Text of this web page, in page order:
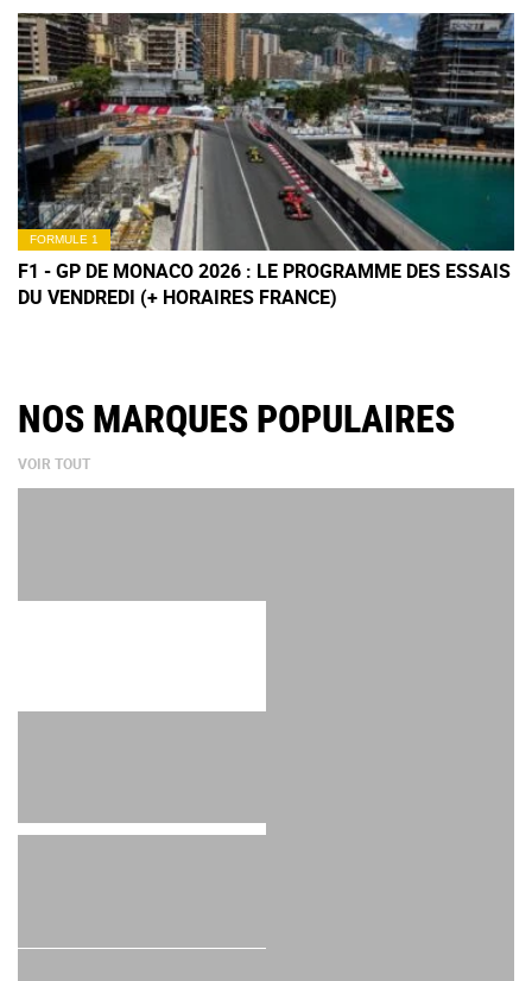
FORMULE 1
F1 - GP DE MONACO 2026 : LE PROGRAMME DES ESSAIS
DU VENDREDI (+ HORAIRES FRANCE)
NOS MARQUES POPULAIRES
VOIR TOUT